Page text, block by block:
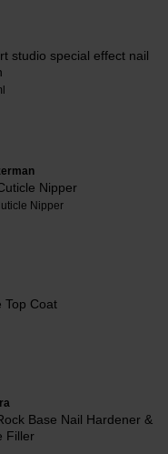
studio special effect nail
Nipper
Nipper
Top Coat
Base Nail Hardener &
Filler